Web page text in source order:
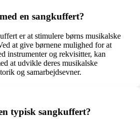
en sangkuffert?
er at stimulere børns musikalske
at give børnene mulighed for at
instrumenter og rekvisitter, kan
at udvikle deres musikalske
og samarbejdsevner.
typisk sangkuffert?